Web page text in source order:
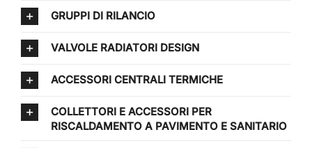
GRUPPI DI RILANCIO
VALVOLE RADIATORI DESIGN
ACCESSORI CENTRALI TERMICHE
COLLETTORI E ACCESSORI PER
RISCALDAMENTO A PAVIMENTO E SANITARIO